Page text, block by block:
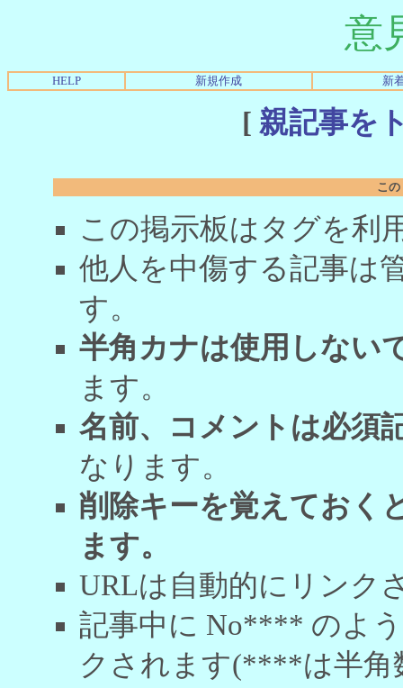
意
HELP 新規作成 新
[ 親記事を
こ
この掲示板はタグを利
他人を中傷する記事は
す。
半角カナは使用しない
ます。
名前、コメントは必須
なります。
削除キーを覚えておく
ます。
URLは自動的にリンク
記事中に No**** のよ
クされます(****は半角